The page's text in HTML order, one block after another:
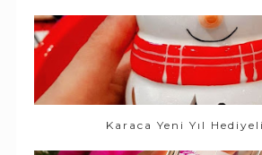
Karaca Yeni Yıl